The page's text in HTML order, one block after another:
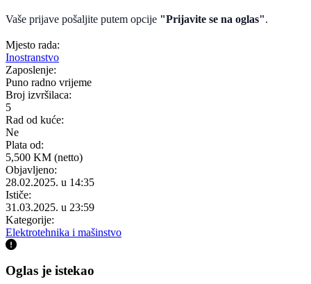
Vaše prijave pošaljite putem opcije "Prijavite se na oglas".
Mjesto rada:
Inostranstvo
Zaposlenje:
Puno radno vrijeme
Broj izvršilaca:
5
Rad od kuće:
Ne
Plata od:
5,500 KM (netto)
Objavljeno:
28.02.2025. u 14:35
Ističe:
31.03.2025. u 23:59
Kategorije:
Elektrotehnika i mašinstvo
Oglas je istekao